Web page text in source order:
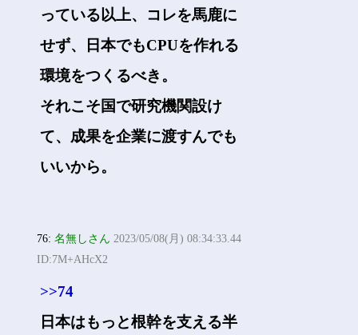
っている以上、コレを馬鹿に
せず、日本でもCPUを作れる
環境をつくるべき。
それこそ国で研究機関設け
て、成果を企業に渡すんでも
いいから。
76:名無しさん 2023/05/08(月) 08:34:33.44
ID:7M+AHcX2
>>74
日本はもっと根幹を支える半